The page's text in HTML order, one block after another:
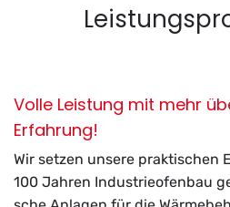
Volle Leistung mit mehr
Erfahrung!
Wir set­zen un­se­re prak­ti­schen
100 Jah­ren In­dus­trie­ofen­bau